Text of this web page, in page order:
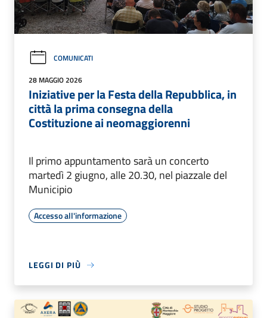
COMUNICATI
28 MAGGIO 2026
Iniziative per la Festa della Repubblica, in
città la prima consegna della
Costituzione ai neomaggiorenni
Il primo appuntamento sarà un concerto
martedì 2 giugno, alle 20.30, nel piazzale del
Municipio
Accesso all'informazione
LEGGI DI PIÙ